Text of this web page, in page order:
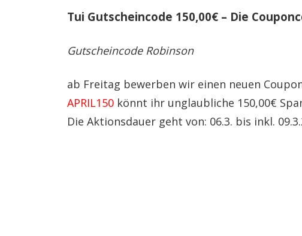
Tui Gutscheincode 150,00€ – Die
Gutscheincode Robinson
ab Freitag bewerben wir einen neuen
APRIL150 könnt ihr unglaubliche 150,00€
Die Aktionsdauer geht von: 06.3. bis inkl.